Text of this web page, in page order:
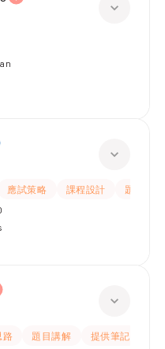
應試策略 課程設計
題目講解
路 題目講解 提供筆記